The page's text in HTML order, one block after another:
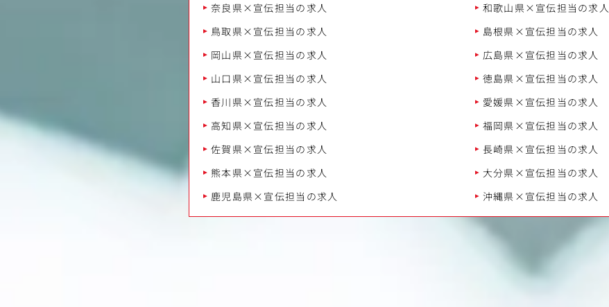
奈良県×宣伝担当の求人
和歌山県×宣伝担当の求人
鳥取県×宣伝担当の求人
島根県×宣伝担当の求人
岡山県×宣伝担当の求人
広島県×宣伝担当の求人
山口県×宣伝担当の求人
徳島県×宣伝担当の求人
香川県×宣伝担当の求人
愛媛県×宣伝担当の求人
高知県×宣伝担当の求人
福岡県×宣伝担当の求人
佐賀県×宣伝担当の求人
長崎県×宣伝担当の求人
熊本県×宣伝担当の求人
大分県×宣伝担当の求人
鹿児島県×宣伝担当の求人
沖縄県×宣伝担当の求人